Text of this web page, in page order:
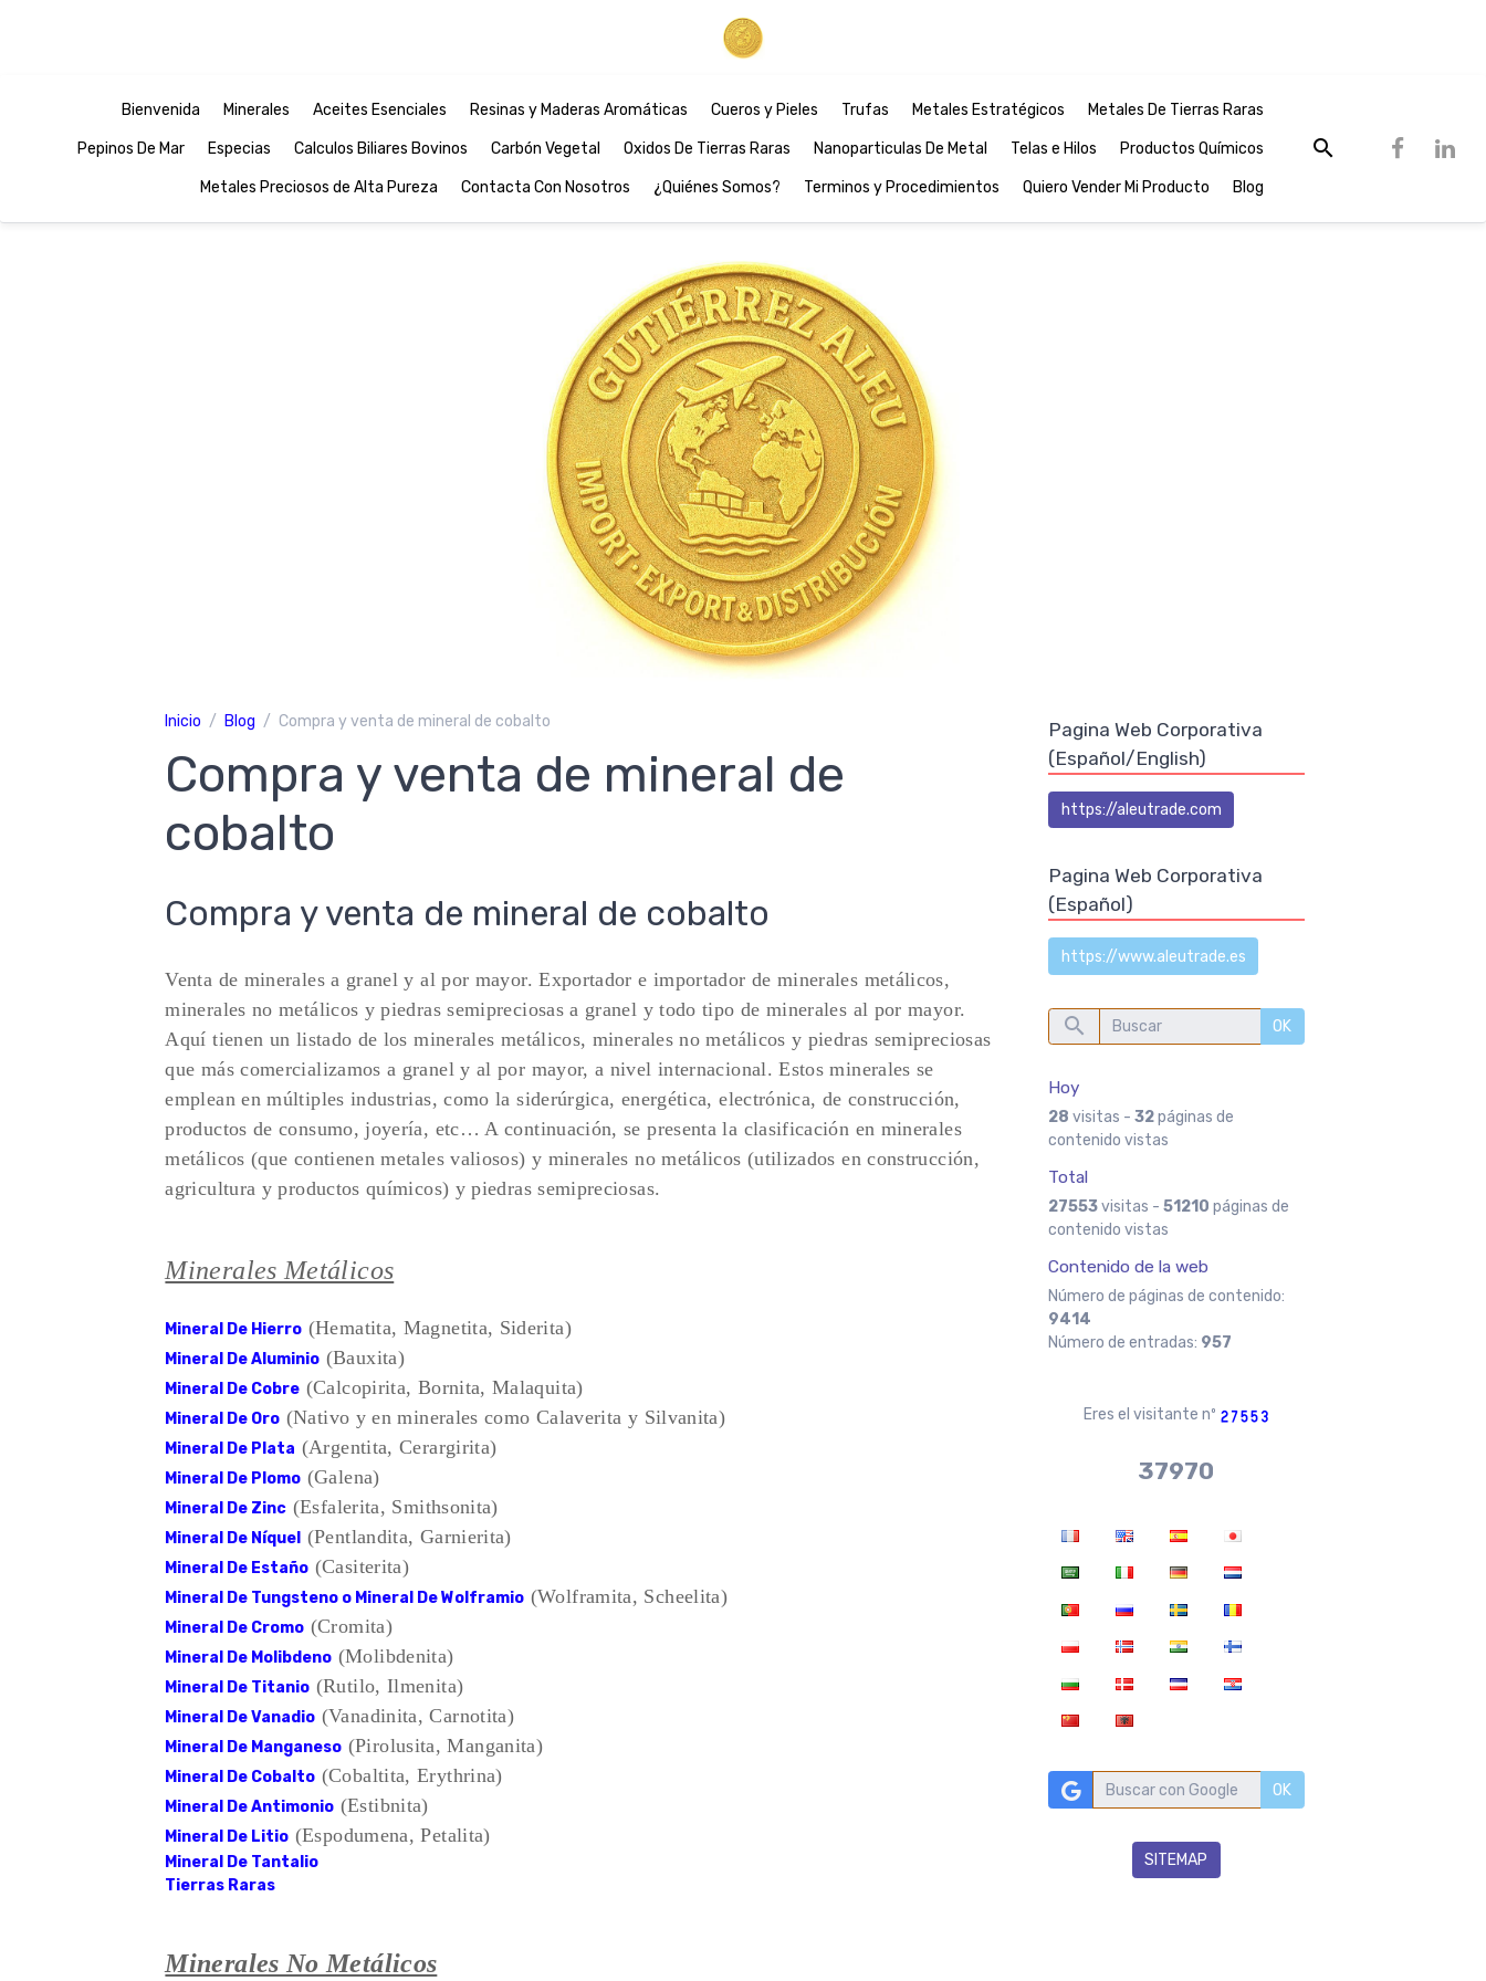
Bienvenida Minerales Aceites Esenciales Resinas y Maderas Aromáticas Cueros y Pieles Trufas Metales Estratégicos Metales De Tierras Raras
Pepinos De Mar Especias Calculos Biliares Bovinos Carbón Vegetal Oxidos De Tierras Raras Nanoparticulas De Metal Telas e Hilos Productos Químicos
Metales Preciosos de Alta Pureza Contacta Con Nosotros ¿Quiénes Somos? Terminos y Procedimientos Quiero Vender Mi Producto Blog
Inicio Blog Compra y venta de mineral de cobalto
Compra y venta de mineral de
cobalto
Compra y venta de mineral de cobalto
Venta de minerales a granel y al por mayor. Exportador e importador de minerales metálicos,
minerales no metálicos y piedras semipreciosas a granel y todo tipo de minerales al por mayor.
Aquí tienen un listado de los minerales metálicos, minerales no metálicos y piedras semipreciosas
que más comercializamos a granel y al por mayor, a nivel internacional. Estos minerales se
emplean en múltiples industrias, como la siderúrgica, energética, electrónica, de construcción,
productos de consumo, joyería, etc… A continuación, se presenta la clasificación en minerales
metálicos (que contienen metales valiosos) y minerales no metálicos (utilizados en construcción,
agricultura y productos químicos) y piedras semipreciosas.
Minerales Metálicos
Mineral De Hierro (Hematita, Magnetita, Siderita)
Mineral De Aluminio (Bauxita)
Mineral De Cobre (Calcopirita, Bornita, Malaquita)
Mineral De Oro (Nativo y en minerales como Calaverita y Silvanita)
Mineral De Plata (Argentita, Cerargirita)
Mineral De Plomo (Galena)
Mineral De Zinc (Esfalerita, Smithsonita)
Mineral De Níquel (Pentlandita, Garnierita)
Mineral De Estaño (Casiterita)
Mineral De Tungsteno o Mineral De Wolframio (Wolframita, Scheelita)
Mineral De Cromo (Cromita)
Mineral De Molibdeno (Molibdenita)
Mineral De Titanio (Rutilo, Ilmenita)
Mineral De Vanadio (Vanadinita, Carnotita)
Mineral De Manganeso (Pirolusita, Manganita)
Mineral De Cobalto (Cobaltita, Erythrina)
Mineral De Antimonio (Estibnita)
Mineral De Litio (Espodumena, Petalita)
Mineral De Tantalio
Tierras Raras
Minerales No Metálicos
Pagina Web Corporativa
(Español/English)
https://aleutrade.com
Pagina Web Corporativa
(Español)
https://www.aleutrade.es
OK
Hoy
28 visitas -32páginas de
contenido vistas
Total
27553visitas -51210 páginas de
contenido vistas
Contenido de la web
Número de páginas de contenido:
9414
Número de entradas: 957
Eres el visitante nº
37970
OK
SITEMAP